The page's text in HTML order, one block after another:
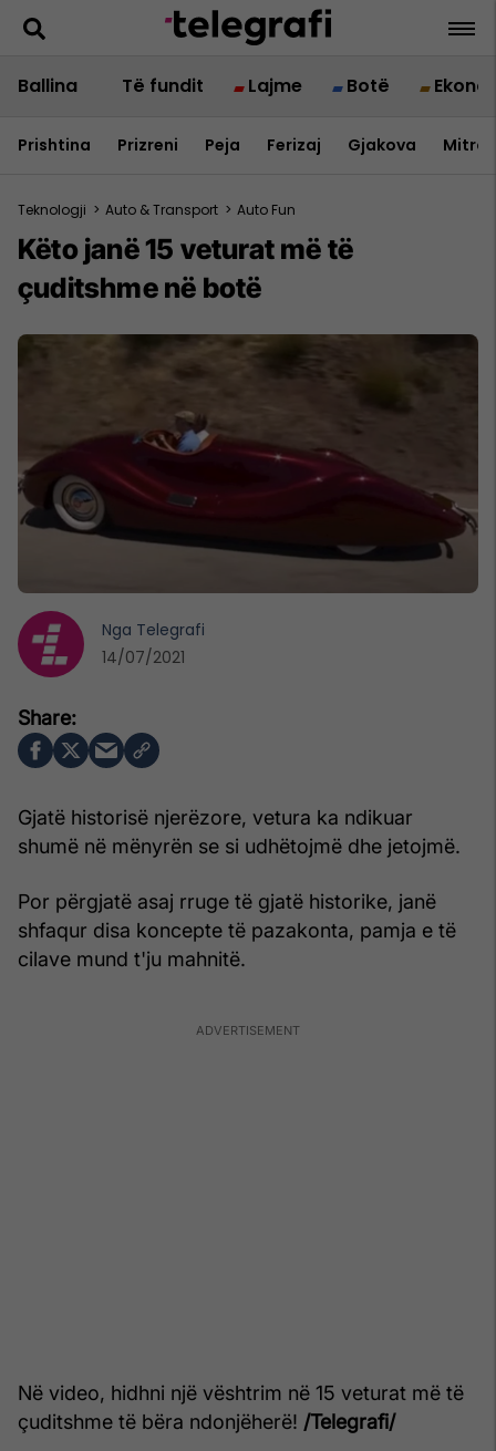
Ballina Të fundit Lajme Botë
Prishtina Prizreni Peja Ferizaj Gjakova
Teknologji > Auto & Transport > Auto Fun
Këto janë 15 veturat më të
çuditshme në botë
Gjatë historisë njerëzore, vetura ka ndikuar
shumë në mënyrën se si udhëtojmë dhe jetojmë.
Por përgjatë asaj rruge të gjatë historike, janë
shfaqur disa koncepte të pazakonta, pamja e të
cilave mund t'ju mahnitë.
Në video, hidhni një vështrim në 15 veturat më të
çuditshme të bëra ndonjëherë! /Telegrafi/
Nga Telegrafi
14/07/2021